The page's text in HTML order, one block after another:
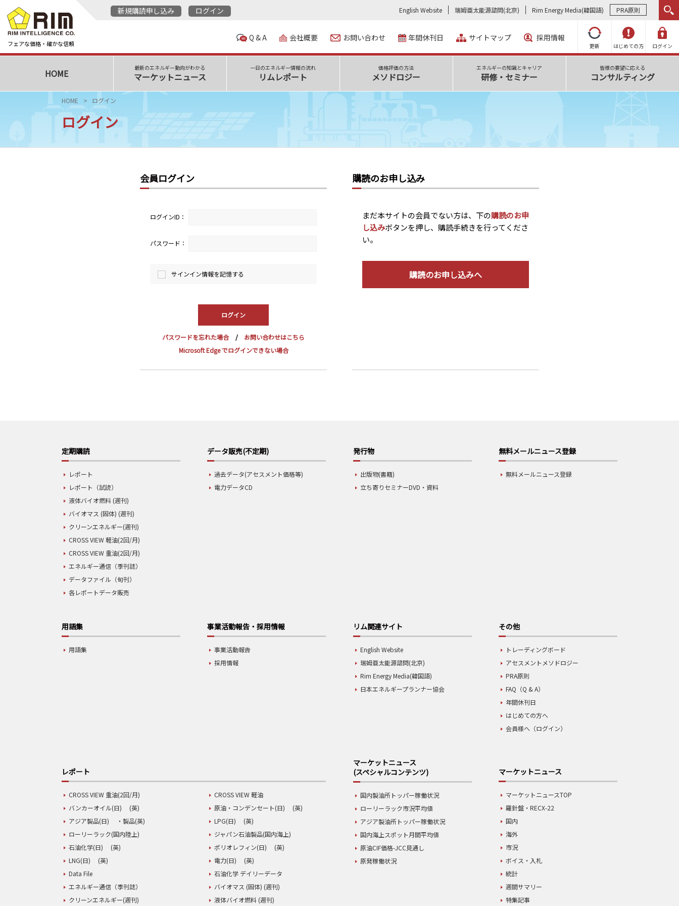
フェアな価格・確かな信頼
新規購読申し込み ログイン English Website 瑞姆亜太能源諮問(北京) Rim Energy Media(韓国語) PRA原則
更新 はじめての方 ログイン
Q & A 会社概要 お問い合わせ 年間休刊日 サイトマップ 採用情報
HOME 最新のエネルギー動向がわかる
マーケットニュース
一日のエネルギー情報の流れ
リムレポート
価格評価の方法
メソドロジー
エネルギーの知識とキャリア
研修・セミナー
皆様の要望に応える
コンサルティング
HOME ログイン
ログイン
会員ログイン
ログインID：
パスワード：
サインイン情報を記憶する
パスワードを忘れた場合
お問い合わせはこちら
Microsoft Edge でログインできない場合
購読のお申し込み
まだ本サイトの会員でない方は、下の購読のお申
し込みボタンを押し、購読手続きを行ってくださ
い。
購読のお申し込みへ
定期購読
レポート
レポート（試読）
液体バイオ燃料 (週刊)
バイオマス (固体) (週刊)
クリーンエネルギー(週刊)
CROSS VIEW 軽油(2回/月)
CROSS VIEW 重油(2回/月)
エネルギー通信（季刊誌）
データファイル（旬刊）
各レポートデータ販売
データ販売(不定期)
過去データ(アセスメント価格等)
電力データCD
発行物
出版物(書籍)
立ち寄りセミナーDVD・資料
無料メールニュース登録
無料メールニュース登録
用語集
用語集
事業活動報告・採用情報
事業活動報告
採用情報
リム関連サイト
English Website
瑞姆亜太能源諮問(北京)
Rim Energy Media(韓国語)
日本エネルギープランナー協会
その他
トレーディングボード
アセスメントメソドロジー
PRA原則
FAQ（Q & A）
年間休刊日
はじめての方へ
会員様へ（ログイン）
レポート
CROSS VIEW 重油(2回/月)
CROSS VIEW 軽油
バンカーオイル(日)
(英) 原油・コンデンセート(日)
(英)
アジア製品(日)
・製品(英) LPG(日)
(英)
ローリーラック(国内陸上)
ジャパン石油製品(国内海上)
石油化学(日)
(英) ポリオレフィン(日)
(英)
LNG(日)
(英) 電力(日)
(英)
Data File
石油化学 デイリーデータ
エネルギー通信（季刊誌）
バイオマス (固体) (週刊)
クリーンエネルギー(週刊)
液体バイオ燃料 (週刊)
マーケットニュース
(スペシャルコンテンツ)
国内製油所トッパー稼働状況
ローリーラック市況平均値
アジア製油所トッパー稼働状況
国内海上スポット月間平均値
原油CIF価格-JCC見通し
原発稼働状況
マーケットニュース
マーケットニュースTOP
羅針盤・RECX-22
国内
海外
市況
ボイス・入札
統計
週間サマリー
特集記事